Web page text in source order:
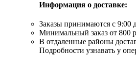
Информация о доставке:
Заказы принимаются с 9:00
Минимальный заказ от 800
В отдаленные районы
Подробности узнавать у